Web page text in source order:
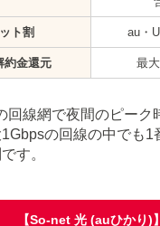
ト割 au・
約金還元 最
回線網で夜間のピーク
の回線の中でも1
す。
【So-net 光 (auひかり)】